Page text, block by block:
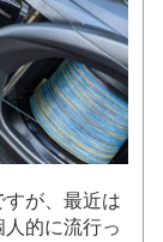
が、最近は
的に流行っ